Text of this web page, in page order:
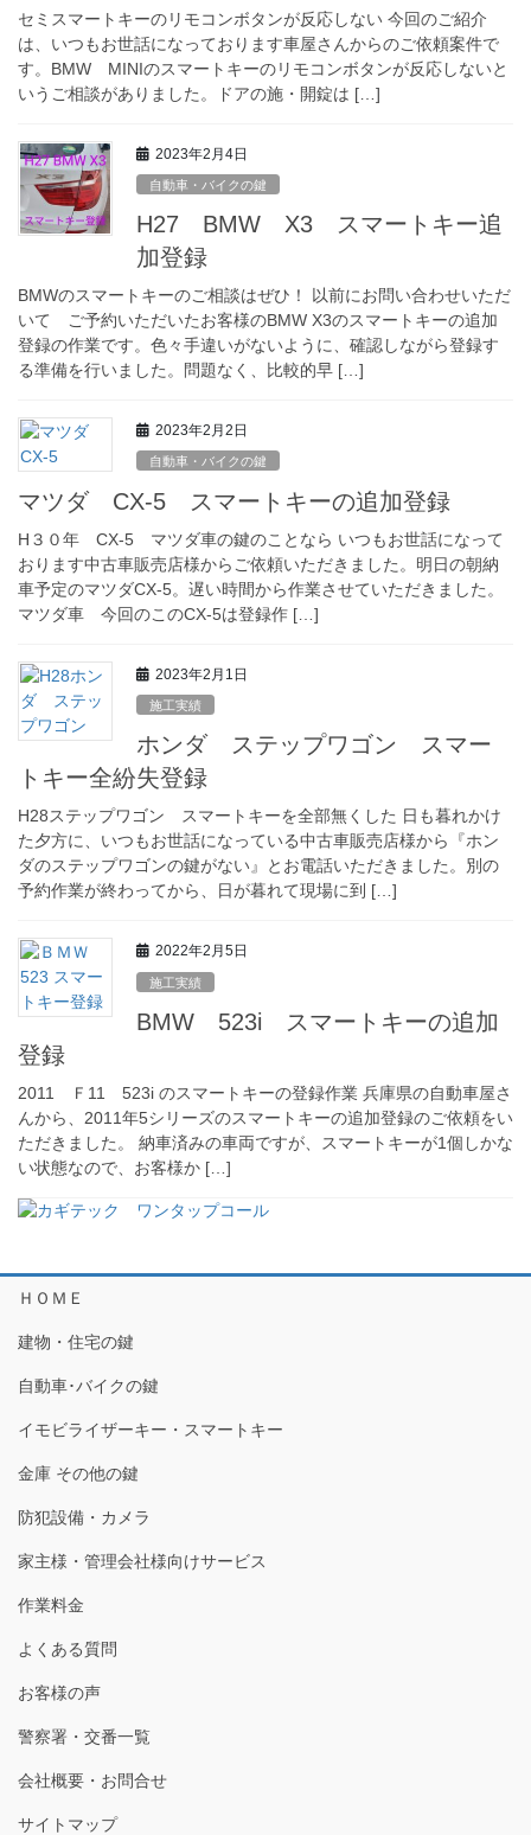
セミスマートキーのリモコンボタンが反応しない 今回のご紹介
は、いつもお世話になっております車屋さんからのご依頼案件で
す。BMW MINIのスマートキーのリモコンボタンが反応しないと
いうご相談がありました。ドアの施・開錠は […]
2023年2月4日
自動車・バイクの鍵
H27 BMW X3 スマートキー追
加登録
BMWのスマートキーのご相談はぜひ！ 以前にお問い合わせいただ
いて ご予約いただいたお客様のBMW X3のスマートキーの追加
登録の作業です。色々手違いがないように、確認しながら登録す
る準備を行いました。問題なく、比較的早 […]
2023年2月2日
自動車・バイクの鍵
マツダ CX-5 スマートキーの追加登録
H３０年 CX-5 マツダ車の鍵のことなら いつもお世話になって
おります中古車販売店様からご依頼いただきました。明日の朝納
車予定のマツダCX-5。遅い時間から作業させていただきました。
マツダ車 今回のこのCX-5は登録作 […]
2023年2月1日
施工実績
ホンダ ステップワゴン スマー
トキー全紛失登録
H28ステップワゴン スマートキーを全部無くした 日も暮れかけ
た夕方に、いつもお世話になっている中古車販売店様から『ホン
ダのステップワゴンの鍵がない』とお電話いただきました。別の
予約作業が終わってから、日が暮れて現場に到 […]
2022年2月5日
施工実績
BMW 523i スマートキーの追加
登録
2011 Ｆ11 523i のスマートキーの登録作業 兵庫県の自動車屋さ
んから、2011年5シリーズのスマートキーの追加登録のご依頼をい
ただきました。 納車済みの車両ですが、スマートキーが1個しかな
い状態なので、お客様か […]
ＨＯＭＥ
建物・住宅の鍵
自動車･バイクの鍵
イモビライザーキー・スマートキー
金庫 その他の鍵
防犯設備・カメラ
家主様・管理会社様向けサービス
作業料金
よくある質問
お客様の声
警察署・交番一覧
会社概要・お問合せ
サイトマップ